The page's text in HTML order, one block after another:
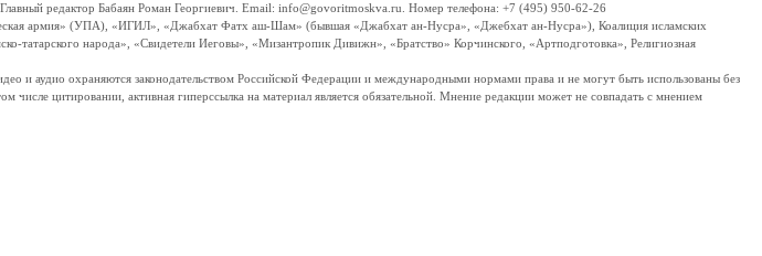
редактор Бабаян Роман Георгиевич. Email: info@govoritmoskva.ru. Номер телефона: +7 (495) 950-62-26
армия» (УПА), «ИГИЛ», «Джабхат Фатх аш-Шам» (бывшая «Джабхат ан-Нусра», «Джебхат ан-Нусра»), Коалиция исламских
народа», «Свидетели Иеговы», «Мизантропик Дивижн», «Братство» Корчинского, «Артподготовка», Религиозная
и аудио охраняются законодательством Российской Федерации и международными нормами права и не могут быть использованы без
цитировании, активная гиперссылка на материал является обязательной. Мнение редакции может не совпадать с мнением